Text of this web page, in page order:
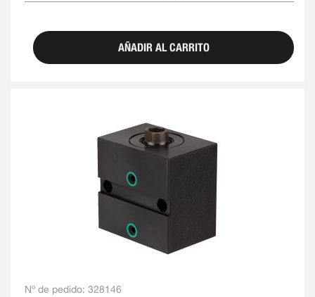
AÑADIR AL CARRITO
Nº de pedido: 328146